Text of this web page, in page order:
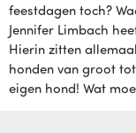
feestdagen toch?
Jennifer Limbach
Hierin zitten
honden van groot
eigen hond! Wat